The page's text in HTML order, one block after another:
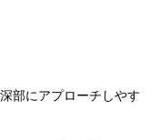
部にアプローチしやす